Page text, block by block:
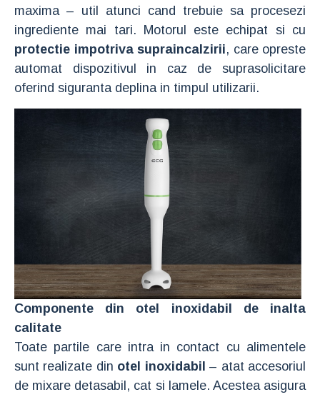
maxima – util atunci cand trebuie sa procesezi
ingrediente mai tari. Motorul este echipat si cu
protectie impotriva supraincalzirii, care opreste
automat dispozitivul in caz de suprasolicitare
oferind siguranta deplina in timpul utilizarii.
Componente din otel inoxidabil de inalta
calitate
Toate partile care intra in contact cu alimentele
sunt realizate din otel inoxidabil – atat accesoriul
de mixare detasabil, cat si lamele. Acestea asigura